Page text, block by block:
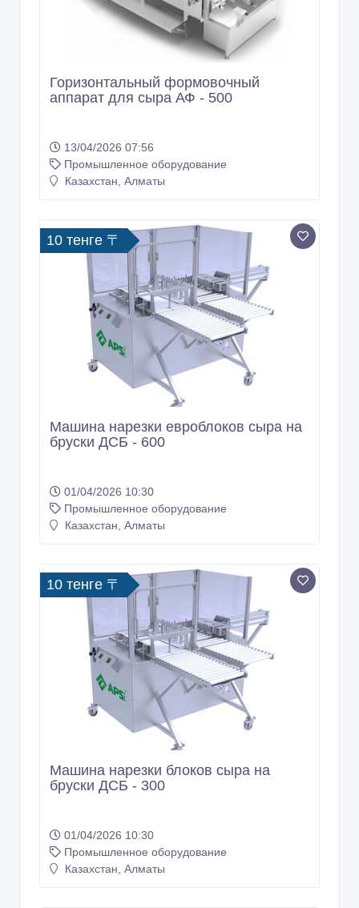
Горизонтальный формовочный
аппарат для сыра АФ - 500
13/04/2026 07:56
Промышленное оборудование
Казахстан, Алматы
10 тенге 〒
Машина нарезки евроблоков сыра на
бруски ДСБ - 600
01/04/2026 10:30
Промышленное оборудование
Казахстан, Алматы
10 тенге 〒
Машина нарезки блоков сыра на
бруски ДСБ - 300
01/04/2026 10:30
Промышленное оборудование
Казахстан, Алматы